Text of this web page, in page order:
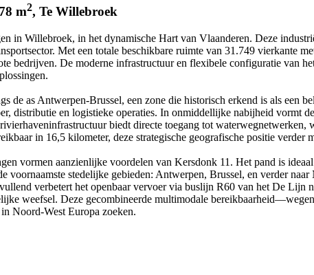
m2, Te Willebroek
in Willebroek, in het dynamische Hart van Vlaanderen. Deze
Met een totale beschikbare ruimte van 31.749 vierkante
bedrijven. De moderne infrastructuur en flexibele configuratie van
de as Antwerpen-Brussel, een zone die historisch erkend is als
distributie en logistieke operaties. In onmiddellijke nabijheid vormt
biedt directe toegang tot
in 16,5 kilometer, deze strategische geografische positie verder
vormen aanzienlijke voordelen van Kersdonk 11. Het pand is
voornaamste stedelijke gebieden: Antwerpen, Brussel, en verder
verbetert het openbaar vervoer via buslijn R60 van het De
weefsel. Deze gecombineerde multimodale
Noord-West Europa zoeken.